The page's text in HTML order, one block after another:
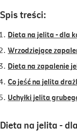
Spis treści:
Dieta na jelita - dla
Wrzodziejące
Dieta na zapalenie
Co jeść na jelita
Uchyłki jelita
Dieta na jelita -